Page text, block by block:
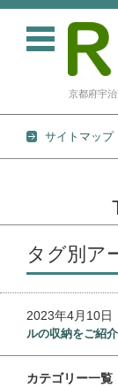
京都府宇
サイトマップ
コンテンツに移動
タグ別ア
2023年4月10
ルの収納をご紹
カテゴリー一覧